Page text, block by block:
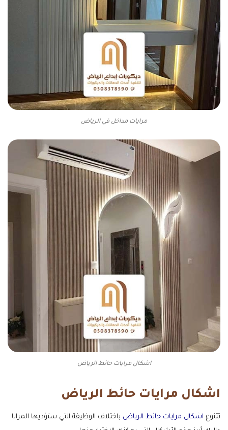
مرايات مداخل في الرياض
اشكال مرايات حائط الرياض
اشكال مرايات حائط الرياض
تتنوع اشكال مرايات حائط الرياض باختلاف الوظيفة التي ستؤديها المرايا